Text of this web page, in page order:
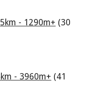
- 1290m+ (30
- 3960m+ (41